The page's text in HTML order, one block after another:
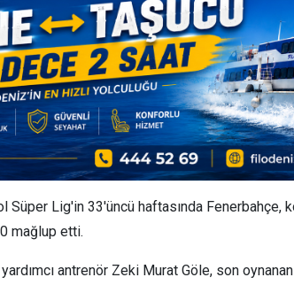
Süper Lig'in 33'üncü haftasında Fenerbahçe,
mağlup etti.
antrenör Zeki Murat Göle, son